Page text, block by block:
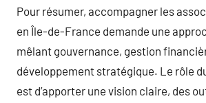
Pour résumer, accompagner les
en Île-de-France demande une
mêlant gouvernance, gestion
développement stratégique. Le rôle
est d’apporter une vision claire, des